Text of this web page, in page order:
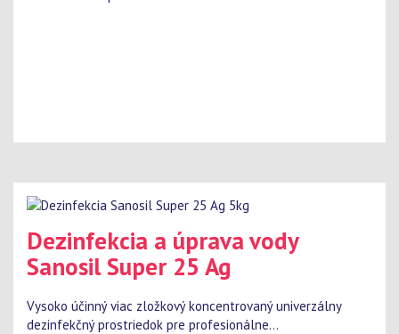
Dezinfekcia a úprava vody
Sanosil Super 25 Ag
Vysoko účinný viac zložkový koncentrovaný univerzálny
dezinfekčný prostriedok pre profesionálne...